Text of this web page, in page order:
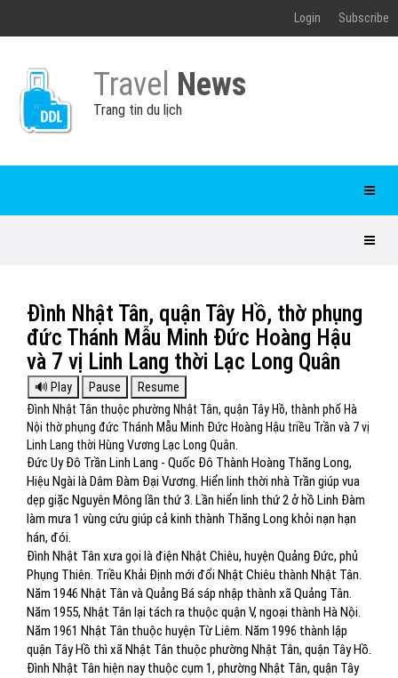
Login Subscribe
Travel News
Trang tin du lịch
Đình Nhật Tân, quận Tây Hồ, thờ phụng
đức Thánh Mẫu Minh Đức Hoàng Hậu
và 7 vị Linh Lang thời Lạc Long Quân
Đình Nhật Tân thuộc phường Nhật Tân, quận Tây Hồ, thành phố Hà
Nội thờ phụng đức Thánh Mẫu Minh Đức Hoàng Hậu triều Trần và 7 vị
Linh Lang thời Hùng Vương Lạc Long Quân.
Đức Uy Đô Trần Linh Lang - Quốc Đô Thành Hoàng Thăng Long,
Hiệu Ngài là Dâm Đàm Đại Vương. Hiển linh thời nhà Trần giúp vua
dẹp giặc Nguyên Mông lần thứ 3. Lần hiển linh thứ 2 ở hồ Linh Đàm
làm mưa 1 vùng cứu giúp cả kinh thành Thăng Long khỏi nạn hạn
hán, đói.
Đình Nhật Tân xưa gọi là điện Nhật Chiêu, huyện Quảng Đức, phủ
Phụng Thiên. Triều Khải Định mới đổi Nhật Chiêu thành Nhật Tân.
Năm 1946 Nhật Tân và Quảng Bá sáp nhập thành xã Quảng Tân.
Năm 1955, Nhật Tân lại tách ra thuộc quận V, ngoại thành Hà Nội.
Năm 1961 Nhật Tân thuộc huyện Từ Liêm. Năm 1996 thành lập
quận Tây Hồ thì xã Nhật Tân thuộc phường Nhật Tân, quận Tây Hồ.
Đình Nhật Tân hiện nay thuộc cụm 1, phường Nhật Tân, quận Tây